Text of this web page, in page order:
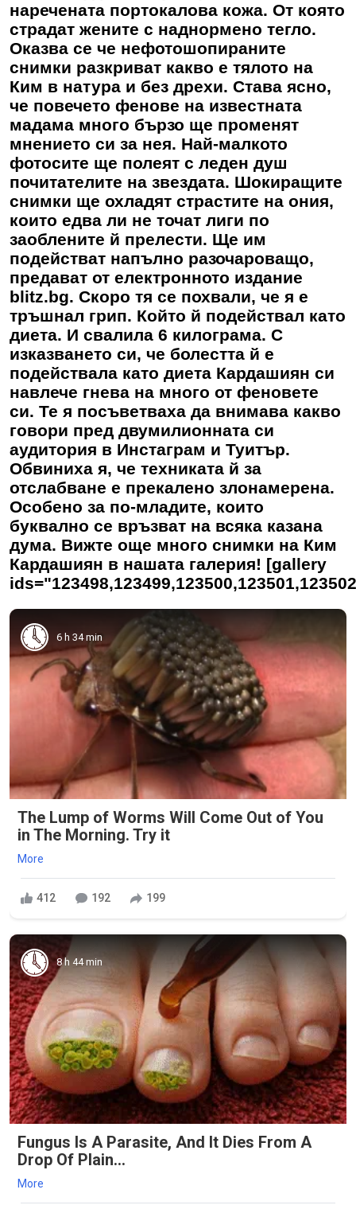
наречената портокалова кожа. От която
страдат жените с наднормено тегло.
Оказва се че нефотошопираните
снимки разкриват какво е тялото на
Ким в натура и без дрехи. Става ясно,
че повечето фенове на известната
мадама много бързо ще променят
мнението си за нея. Най-малкото
фотосите ще полеят с леден душ
почитателите на звездата. Шокиращите
снимки ще охладят страстите на ония,
които едва ли не точат лиги по
заоблените й прелести. Ще им
подействат напълно разочароващо,
предават от електронното издание
blitz.bg. Скоро тя се похвали, че я е
тръшнал грип. Който й подействал като
диета. И свалила 6 килограма. С
изказването си, че болестта й е
подействала като диета Кардашиян си
навлече гнева на много от феновете
си. Те я посъветваха да внимава какво
говори пред двумилионната си
аудитория в Инстаграм и Туитър.
Обвиниха я, че техниката й за
отслабване е прекалено злонамерена.
Особено за по-младите, които
буквално се връзват на всяка казана
дума. Вижте още много снимки на Ким
Кардашиян в нашата галерия! [gallery
6 h 34 min
The Lump of Worms Will Come Out of You
in The Morning. Try it
More
412 192 199
8 h 44 min
Fungus Is A Parasite, And It Dies From A
Drop Of Plain...
More